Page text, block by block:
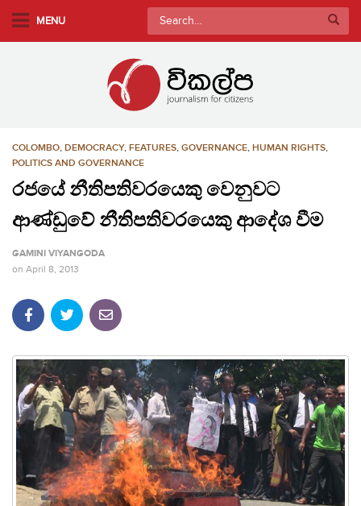
MENU
Search
for:
COLOMBO, DEMOCRACY, FEATURES, GOVERNANCE, HUMAN RIGHTS,
POLITICS AND GOVERNANCE
රජයේ නීතිපතිවරයෙකු වෙනුවට
ආණ්ඩුවේ නීතිපතිවරයෙකු ආදේශ වීම
GAMINI VIYANGODA
on April 8, 2013